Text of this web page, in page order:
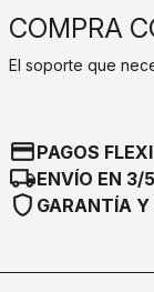
COMPRA
El soporte que
credit_cardPAGOS
local_shippingENVÍO EN 3/
shield GARANTÍA